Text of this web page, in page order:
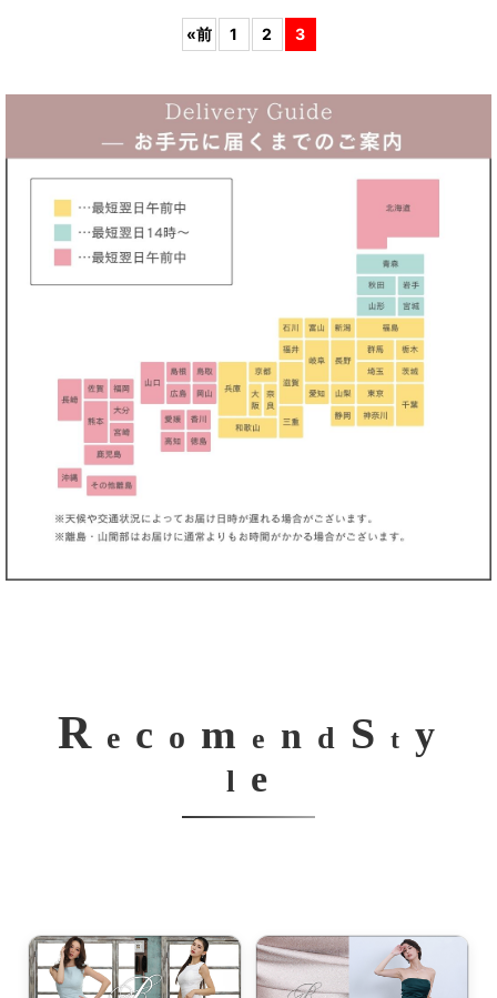
«前 1 2 3
R e c o m e n d S t y
l e